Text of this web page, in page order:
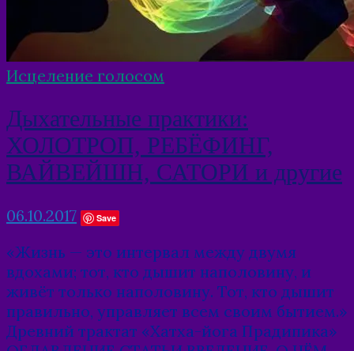
Исцеление голосом
Дыхательные практики:
ХОЛОТРОП, РЕБЁФИНГ,
ВАЙВЕЙШН, САТОРИ и другие
06.10.2017 Save
«Жизнь — это интервал между двумя
вдохами; тот, кто дышит наполовину, и
живёт только наполовину. Тот, кто дышит
правильно, управляет всем своим бытием.»
Древний трактат «Хатха-йога Прадипика»